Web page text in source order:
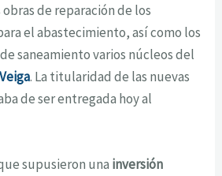
de reparación de los
el abastecimiento, así como los
saneamiento varios núcleos del
. La titularidad de las nuevas
de ser entregada hoy al
supusieron una inversión